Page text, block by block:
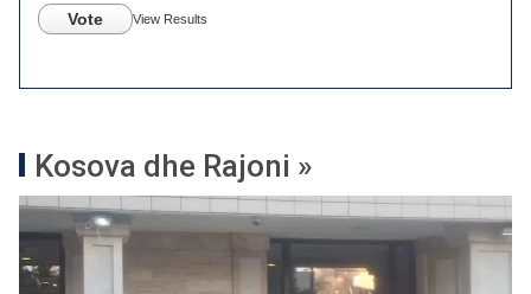
Vote View Results
Kosova dhe Rajoni »